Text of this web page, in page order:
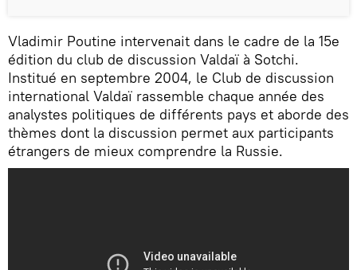
Vladimir Poutine intervenait dans le cadre de la 15e
édition du club de discussion Valdaï à Sotchi.
Institué en septembre 2004, le Club de discussion
international Valdaï rassemble chaque année des
analystes politiques de différents pays et aborde des
thèmes dont la discussion permet aux participants
étrangers de mieux comprendre la Russie.